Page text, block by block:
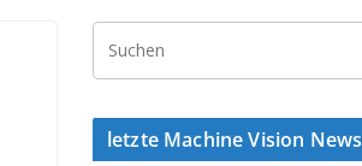
letzte Machine Vision News